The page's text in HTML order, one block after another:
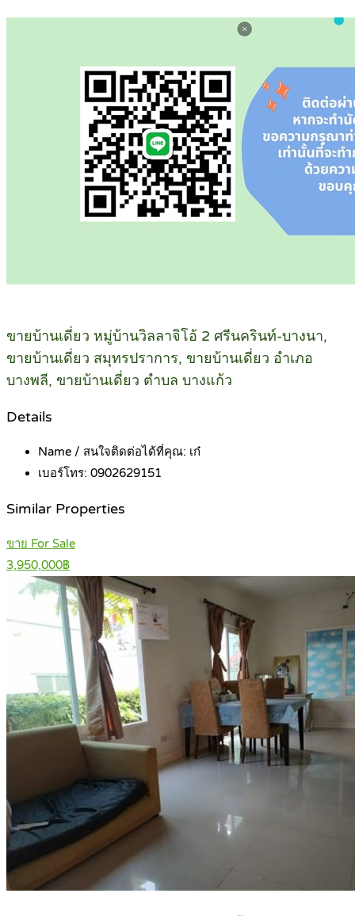
ขายบ้านเดี่ยว หมู่บ้านวิลลาจิโอ้ 2 ศรีนครินท์-บางนา,
ขายบ้านเดี่ยว สมุทรปราการ, ขายบ้านเดี่ยว อำเภอ
บางพลี, ขายบ้านเดี่ยว ตำบล บางแก้ว
Details
Name / สนใจติดต่อได้ที่คุณ: เก๋
เบอร์โทร: 0902629151
Similar Properties
ขาย For Sale
3,950,000฿